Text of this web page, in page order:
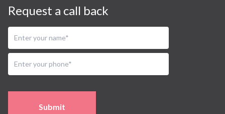
Request a call back
Submit